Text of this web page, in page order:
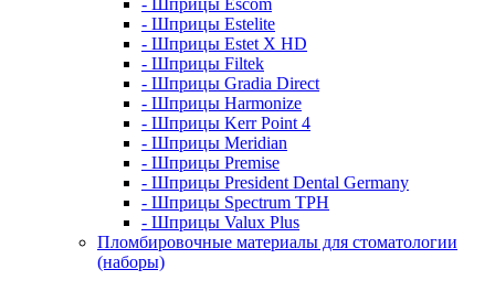
- Шприцы Escom
- Шприцы Estelite
- Шприцы Estet X HD
- Шприцы Filtek
- Шприцы Gradia Direct
- Шприцы Harmonize
- Шприцы Kerr Point 4
- Шприцы Meridian
- Шприцы Premise
- Шприцы President Dental Germany
- Шприцы Spectrum TPH
- Шприцы Valux Plus
Пломбировочные материалы для стоматологии
(наборы)